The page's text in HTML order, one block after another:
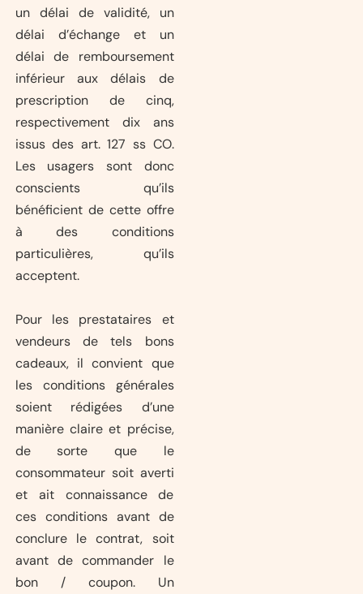
un délai de validité, un
délai d’échange et un
délai de remboursement
inférieur aux délais de
prescription de cinq,
respectivement dix ans
issus des art. 127 ss CO.
Les usagers sont donc
conscients qu’ils
bénéficient de cette offre
à des conditions
particulières, qu’ils
acceptent.
Pour les prestataires et
vendeurs de tels bons
cadeaux, il convient que
les conditions générales
soient rédigées d’une
manière claire et précise,
de sorte que le
consommateur soit averti
et ait connaissance de
ces conditions avant de
conclure le contrat, soit
avant de commander le
bon / coupon. Un